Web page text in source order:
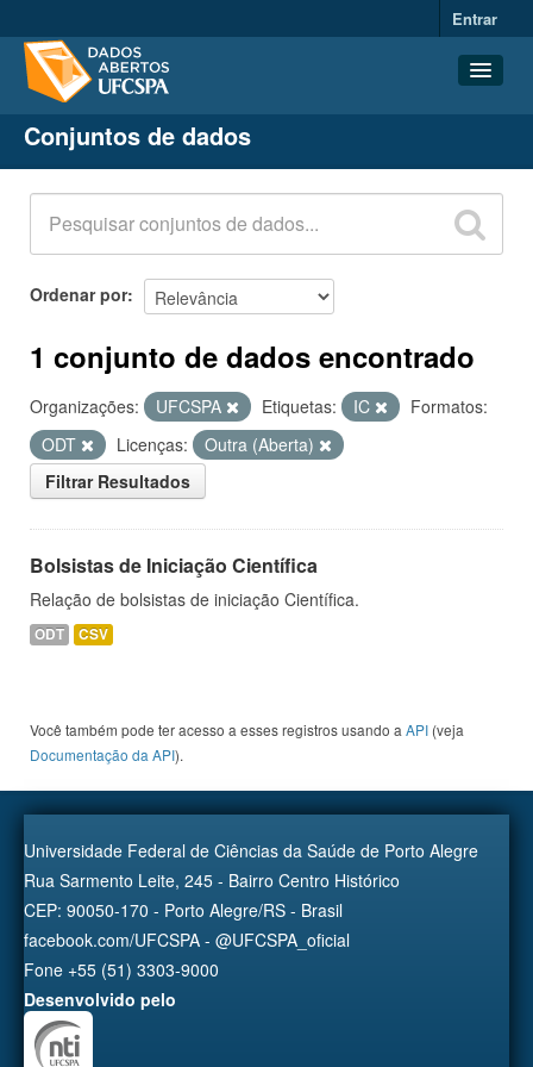
Entrar
Conjuntos de dados
Organizações
Grupos
Sobre
Conjuntos de dados
Ordenar por
1 conjunto de dados encontrado
Organizações: UFCSPA Etiquetas: IC
Formatos:
ODT
Licenças:
Outra (Aberta)
Filtrar Resultados
Bolsistas de Iniciação Científica
Relação de bolsistas de iniciação Científica.
ODT CSV
Você também pode ter acesso a esses registros usando a API (veja
Documentação da API).
Universidade Federal de Ciências da Saúde de Porto Alegre
Rua Sarmento Leite, 245 - Bairro Centro Histórico
CEP: 90050-170 - Porto Alegre/RS - Brasil
facebook.com/UFCSPA - @UFCSPA_oficial
Fone +55 (51) 3303-9000
Desenvolvido pelo